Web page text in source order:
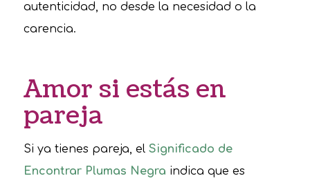
autenticidad, no desde la necesidad o la
carencia.
Amor si estás en
pareja
Si ya tienes pareja, el Significado de
Encontrar Plumas Negra indica que es